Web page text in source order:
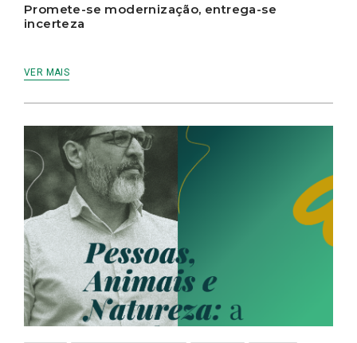
Promete-se modernização, entrega-se
incerteza
VER MAIS